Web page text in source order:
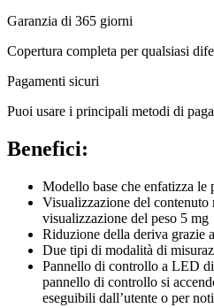
Garanzia di 365 giorni
Copertura completa per qualsiasi
Pagamenti sicuri​
Puoi usare i principali metodi di
Benefici:
Modello base che enfatizza le
Visualizzazione del
visualizzazione del peso 5 mg
Riduzione della deriva grazie
Due tipi di modalità di
Pannello di controllo a LED
pannello di controllo si
eseguibili dall’utente o per